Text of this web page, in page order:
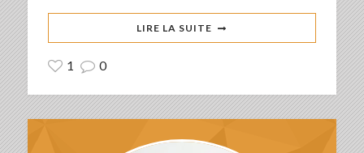
LIRE LA SUITE
1 0